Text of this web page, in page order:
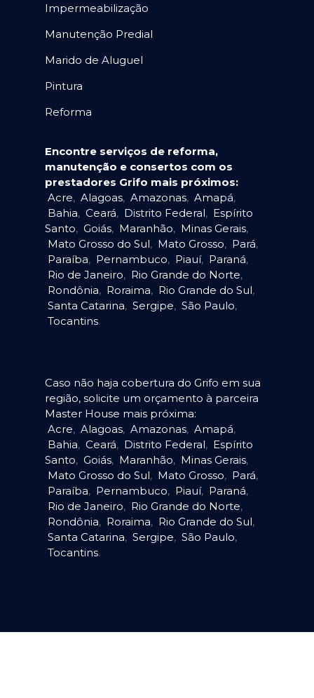
Impermeabilização
Manutenção Predial
Marido de Aluguel
Pintura
Reforma
Encontre serviços de reforma,
manutenção e consertos com os
prestadores Grifo mais próximos:
Acre, Alagoas, Amazonas, Amapá,
Bahia, Ceará, Distrito Federal, Espírito
Santo, Goiás, Maranhão, Minas Gerais,
Mato Grosso do Sul, Mato Grosso, Pará,
Paraíba, Pernambuco, Piauí, Paraná,
Rio de Janeiro, Rio Grande do Norte,
Rondônia, Roraima, Rio Grande do Sul,
Santa Catarina, Sergipe, São Paulo,
Tocantins.
Caso não haja cobertura do Grifo em sua
região, solicite um orçamento à parceira
Master House mais próxima:
Acre, Alagoas, Amazonas, Amapá,
Bahia, Ceará, Distrito Federal, Espírito
Santo, Goiás, Maranhão, Minas Gerais,
Mato Grosso do Sul, Mato Grosso, Pará,
Paraíba, Pernambuco, Piauí, Paraná,
Rio de Janeiro, Rio Grande do Norte,
Rondônia, Roraima, Rio Grande do Sul,
Santa Catarina, Sergipe, São Paulo,
Tocantins.